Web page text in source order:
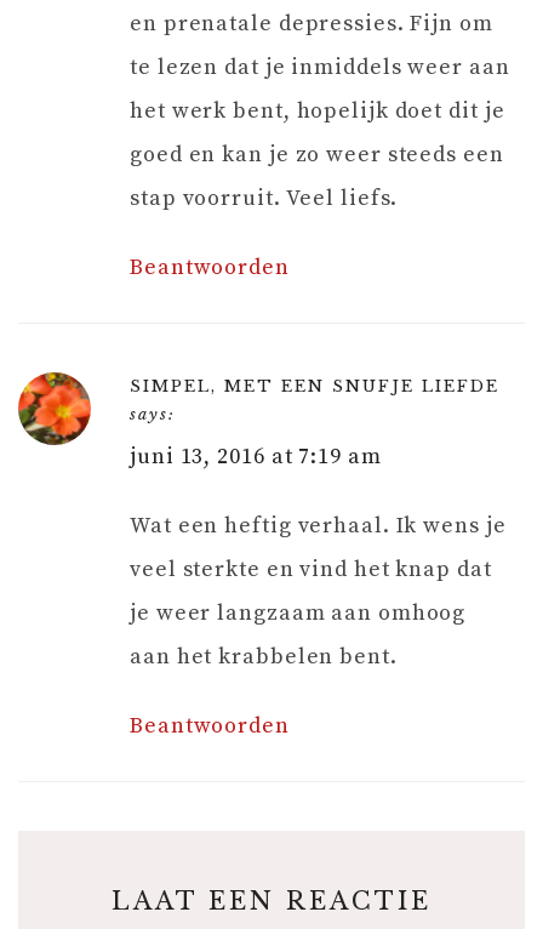
en prenatale depressies. Fijn om
te lezen dat je inmiddels weer aan
het werk bent, hopelijk doet dit je
goed en kan je zo weer steeds een
stap voorruit. Veel liefs.
Beantwoorden
SIMPEL, MET EEN SNUFJE LIEFDE
says:
juni 13, 2016 at 7:19 am
Wat een heftig verhaal. Ik wens je
veel sterkte en vind het knap dat
je weer langzaam aan omhoog
aan het krabbelen bent.
Beantwoorden
LAAT EEN REACTIE